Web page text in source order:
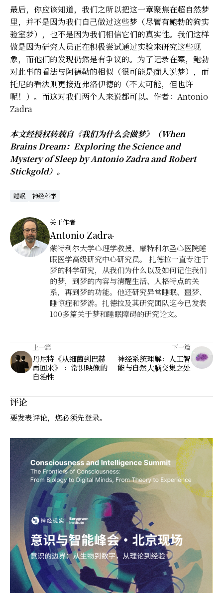
最后，你应该知道，我们之所以把这一章聚焦在超自然梦
里，并不是因为我们自己做过这些梦（尽管有鲍勃的狗实
验室梦），也不是因为我们相信它们的真实性。我们这样
做是因为研究人员正在积极尝试通过实验来研究这些现
象，而他们的发现仍然是有争议的。为了记录在案，鲍勃
对此事的看法与阿德勒的相似（很可能是痴人说梦），而
托尼的看法则更接近弗洛伊德的（不太可能，但也许
呢！）。而这对我们两个人来说都可以。作者：Antonio
Zadra
本文经授权转载自《我们为什么会做梦》（When
Brains Dream：Exploring the Science and
Mystery of Sleep by Antonio Zadra and Robert
Stickgold） 。
睡眠 神经科学
关于作者
Antonio Zadra-
蒙特利尔大学心理学教授、蒙特利尔圣心医院睡
眠医学高级研究中心研究员。 扎德拉一直专注于
梦的科学研究，从我们为什么以及如何记住我们
的梦，到梦的内容与清醒生活、人格特点的关
系，再到梦的功能。他还研究异常睡眠、噩梦、
睡惊症和梦游。扎德拉及其研究团队迄今已发表
100多篇关于梦和睡眠障碍的研究论文。
上一篇
丹尼特《从细菌到巴赫
再回来》 ：常识映像的
自治性
下一篇
神经系统理解：人工智
能与自然大脑交集之处
评论
要发表评论，您必须先登录。